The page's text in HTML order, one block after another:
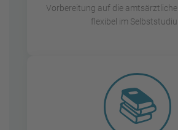
Vorbereitung auf die
flexibel im
📚